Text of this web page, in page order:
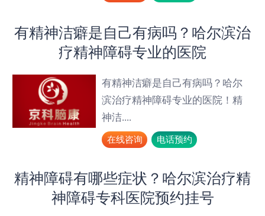
有精神洁癖是自己有病吗？哈尔滨治
疗精神障碍专业的医院
有精神洁癖是自己有病吗？哈尔
滨治疗精神障碍专业的医院！精
神洁....
在线咨询 电话预约
精神障碍有哪些症状？哈尔滨治疗精
神障碍专科医院预约挂号